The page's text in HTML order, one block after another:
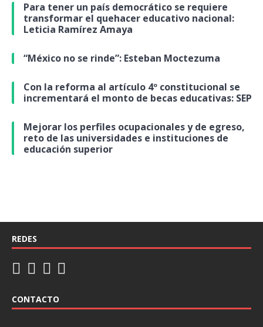
Para tener un país democrático se requiere
transformar el quehacer educativo nacional:
Leticia Ramírez Amaya
“México no se rinde”: Esteban Moctezuma
Con la reforma al artículo 4º constitucional se
incrementará el monto de becas educativas: SEP
Mejorar los perfiles ocupacionales y de egreso,
reto de las universidades e instituciones de
educación superior
REDES
CONTACTO